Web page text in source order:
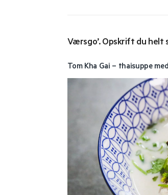
Værsgo’. Opskrift du
Tom Kha Gai – thaisuppe